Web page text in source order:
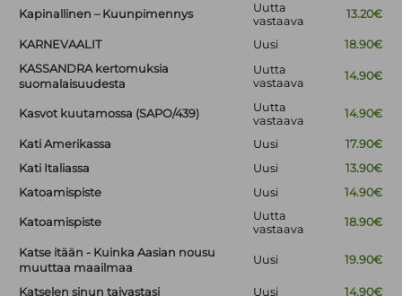
Kapinallinen – Kuunpimennys
Uutta
vastaava
13.20€
KARNEVAALIT Uusi
18.90€
KASSANDRA kertomuksia
suomalaisuudesta
Uutta
vastaava
14.90€
Kasvot kuutamossa (SAPO/439)
Uutta
vastaava
14.90€
Kati Amerikassa Uusi
17.90€
Kati Italiassa
Uusi
13.90€
Katoamispiste
Uusi 14.90€
Katoamispiste
Uutta
vastaava
18.90€
Katse itään - Kuinka Aasian nousu
muuttaa maailmaa
Uusi 19.90€
Katselen sinun taivastasi Uusi
14.90€